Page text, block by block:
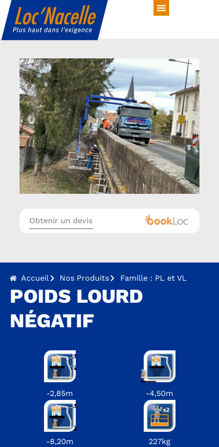
Accueil Nos Produits Famille : PL et VL
POIDS LOURD
NÉGATIF
-2,85m -4,50m
-8,20m 227kg
Obtenir un devis